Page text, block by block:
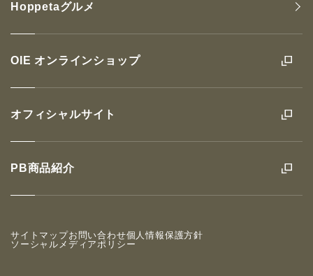
OIE オンラインショップ
オフィシャルサイト
PB商品紹介
Hoppetaグルメ
サイトマップお問い合わせ個人情報保護方針
ソーシャルメディアポリシー